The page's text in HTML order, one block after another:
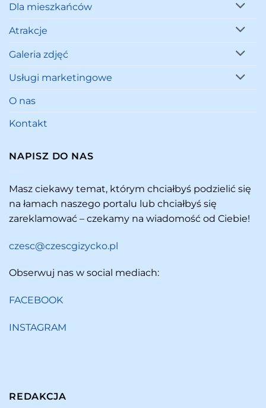
Dla mieszkańców
Atrakcje
Galeria zdjęć
Usługi marketingowe
O nas
Kontakt
NAPISZ DO NAS
Masz ciekawy temat, którym chciałbyś podzielić się
na łamach naszego portalu lub chciałbyś się
zareklamować – czekamy na wiadomość od Ciebie!
czesc@czescgizycko.pl
Obserwuj nas w social mediach:
FACEBOOK
INSTAGRAM
REDAKCJA